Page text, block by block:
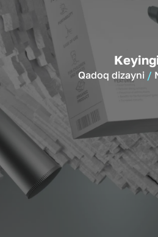
Qadoq dizayni